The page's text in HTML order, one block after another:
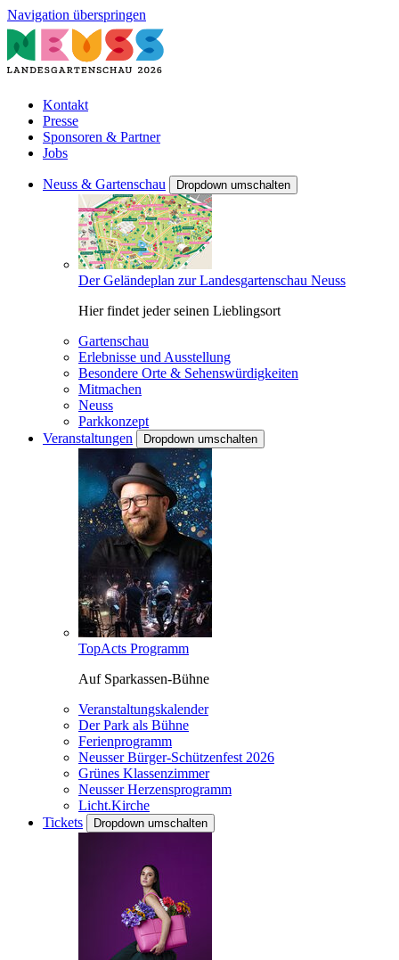
Navigation überspringen
Kontakt
Presse
Sponsoren & Partner
Jobs
Neuss & Gartenschau Dropdown umschalten
Der Geländeplan zur Landesgartenschau Neuss
Hier findet jeder seinen Lieblingsort
Gartenschau
Erlebnisse und Ausstellung
Besondere Orte & Sehenswürdigkeiten
Mitmachen
Neuss
Parkkonzept
Veranstaltungen
Dropdown umschalten
TopActs Programm
Auf Sparkassen-Bühne
Veranstaltungskalender
Der Park als Bühne
Ferienprogramm
Neusser Bürger-Schützenfest 2026
Grünes Klassenzimmer
Neusser Herzensprogramm
Licht.Kirche
Tickets
Dropdown umschalten